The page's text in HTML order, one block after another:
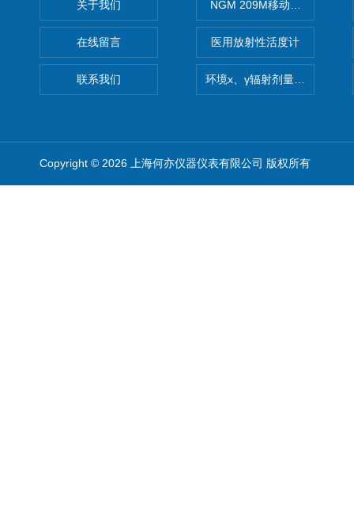
关于我们
在线留言
联系我们
NGM 209M移动式惰性气体
医用放射性活度计
环境x、γ辐射剂量率仪
Copyright © 2026 上海何亦仪器仪表有限公司 版权所有